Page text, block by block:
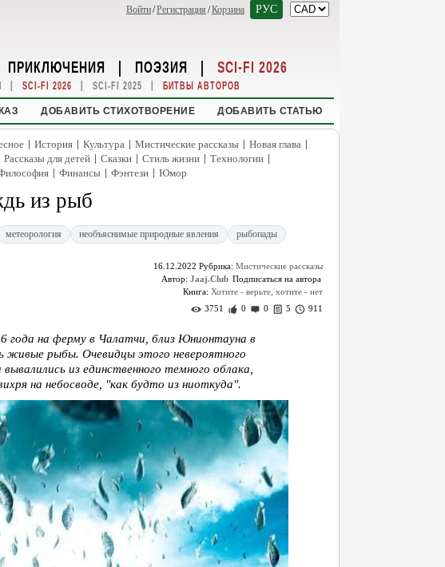
Войти/Регистрация /Корзина РУС
ПРИКЛЮЧЕНИЯ | ПОЭЗИЯ | SCI-FI 2026
| SCI-FI 2026 | SCI-FI 2025 | БИТВЫ АВТОРОВ
ДОБАВИТЬ СТИХОТВОРЕНИЕ ДОБАВИТЬ СТАТЬЮ
| История | Культура | Мистические рассказы | Новая глава |
Рассказы для детей | Сказки | Стиль жизни | Технологии |
| Финансы | Фэнтези | Юмор
из рыб
метеорология необъяснимые природные явления рыбопады
16.12.2022 Рубрика: Мистические рассказы
Автор: Jaaj.Club
Книга: Хотите - верьте, хотите - нет
3751
0 0 5 911
года на ферму в Чалатчи, близ Юнионтауна в
живые рыбы. Очевидцы этого невероятного
из единственного темного облака,
на небосводе, "как будто из ниоткуда".